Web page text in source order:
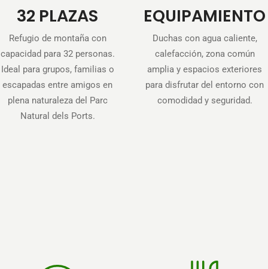
32 PLAZAS
Refugio de montaña con
capacidad para 32 personas.
Ideal para grupos, familias o
escapadas entre amigos en
plena naturaleza del Parc
Natural dels Ports.
EQUIPAMIENTO
Duchas con agua caliente,
calefacción, zona común
amplia y espacios exteriores
para disfrutar del entorno con
comodidad y seguridad.